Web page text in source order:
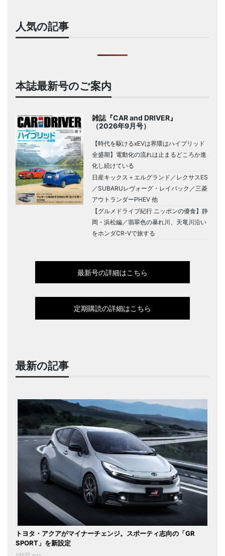
人気の記事
本誌最新号のご案内
雑誌『CAR and DRIVER』
（2026年9月号）
【時代を駆けるxEVは界隈はハイブリッド
全盛期】電動化の流れは止まるどころか進
化し続けている
日産キックス＋エルグランド／レクサスES
／SUBARUレヴォーグ・レイバック／三菱
アウトランダーPHEV 他
【グルメドライブ紀行 ニッポンの優食】静
岡・浜松編／翡翠色の暴れ川、天竜川沿い
をホンダCR-Vで旅する
最新号の詳細はこちら
定期購読の詳細はこちら
最新の記事
トヨタ・アクアがマイナーチェンジ。スポーティ志向の「GR
SPORT」を新設定